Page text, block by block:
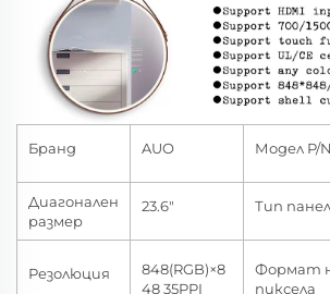
Бранд AUO Модел P/N
Диагонален
размер
23.6" Тип панел
Резолюция
848(RGB)×8
48 35PPI
Формат
пиксела